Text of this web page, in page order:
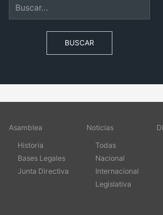
BUSCAR
Asamblea
Historia
Bases Legales
Junta Directiva
Noticias
Todas
Nacional
Internacional
Legislativa